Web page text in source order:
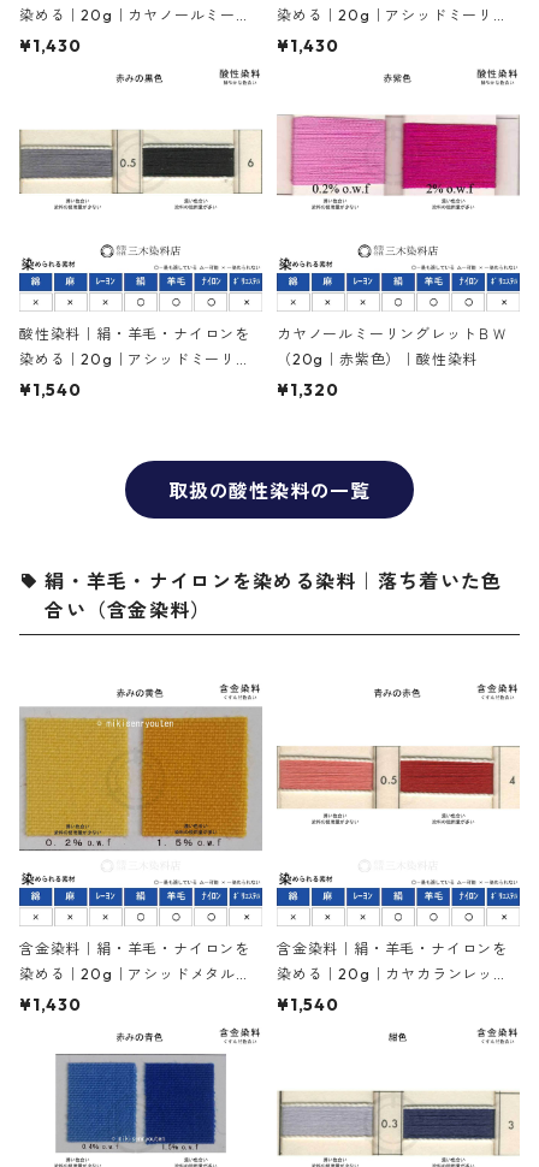
染める｜20g｜カヤノールミーリ
ングターキスブルー３G（水色）
¥1,430
染める｜20g｜アシッドミーリン
グサイアニンGR（紺色）
¥1,430
酸性染料｜絹・羊毛・ナイロンを
染める｜20g｜アシッドミーリン
グブラック2R（赤みの黒色）
¥1,540
カヤノールミーリングレットＢＷ
（20g｜赤紫色）｜酸性染料
¥1,320
取扱の酸性染料の一覧
絹・羊毛・ナイロンを染める染料｜落ち着いた色
合い（含金染料）
含金染料｜絹・羊毛・ナイロンを
染める｜20g｜アシッドメタルエ
ロー2R（赤みの黄色）
¥1,430
含金染料｜絹・羊毛・ナイロンを
染める｜20g｜カヤカランレット
GLW（赤色）
¥1,540